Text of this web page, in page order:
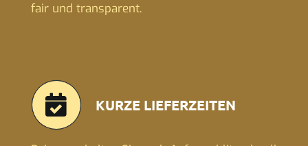
fair und transparent.
KURZE LIEFERZEITEN